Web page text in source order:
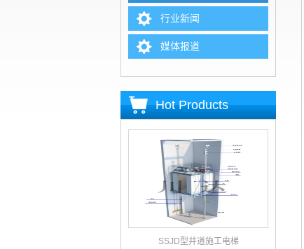
行业新闻
媒体报道
Hot Products
SSJD型井道施工电梯